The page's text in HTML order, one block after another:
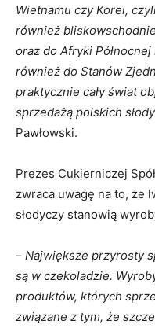
Wietnamu czy Korei,
również
oraz do Afryki
również do Stanów
praktycznie cały świat
sprzedażą polskich
Pawłowski.
Prezes Cukierniczej
zwraca uwagę na to, że
słodyczy stanowią
– Największe przyrosty
są w czekoladzie.
produktów, których
związane z tym, że